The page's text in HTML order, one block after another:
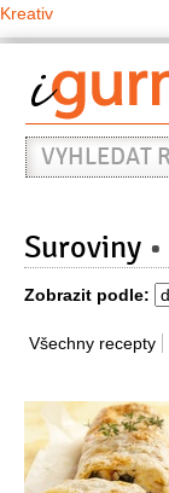
Kreativ
Vyhledat
recept
Suroviny
Zobrazit podle:
Všechny recepty